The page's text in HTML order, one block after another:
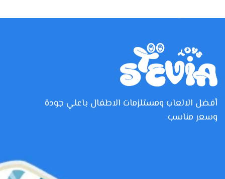
أفضل الالعاب ومستلزمات الاطفال باعلي جودة
وسعر مناسب